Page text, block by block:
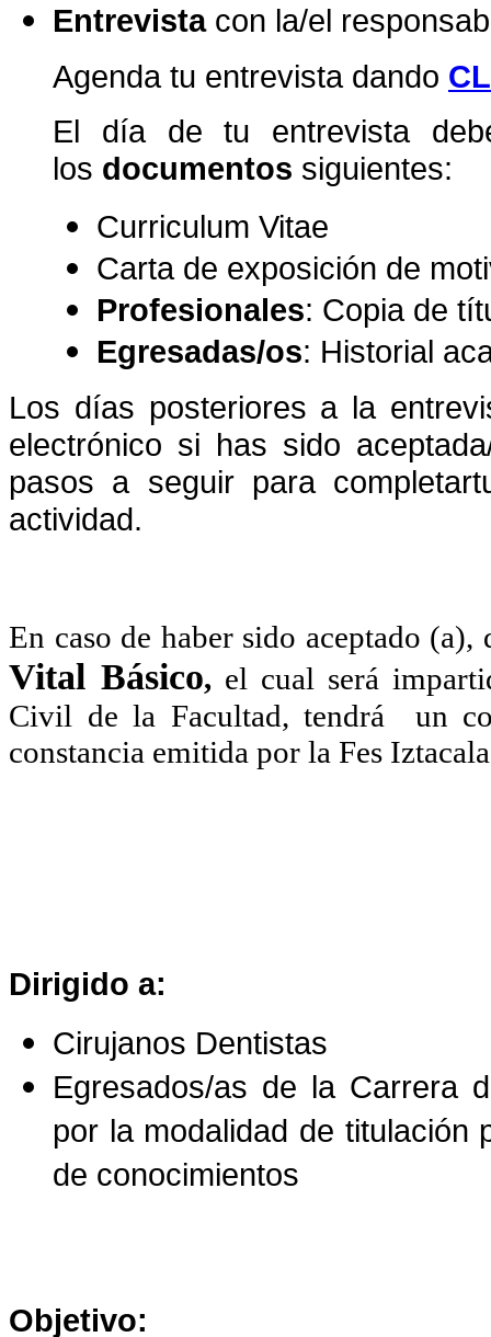
Entrevistacon la/el
Agenda tu entrevista dando
El día de tu entrevista
los documentos siguientes:
Curriculum Vitae
Carta de exposición de
Profesionales: Copia de
Egresadas/os: Historial
Los días posteriores a la
electrónico si has sido
pasos a seguir para completar
actividad.
En caso de haber sido aceptado
Vital Básico, el cual será
Civil de la Facultad, tendrá un
constancia emitida por la Fes
Dirigido a:
Cirujanos Dentistas
Egresados/as de la Carrera
por la modalidad de titulación
de conocimientos
Objetivo: